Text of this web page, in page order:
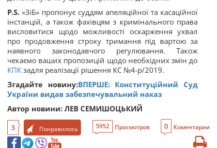
P.S. «ЗіБ» пропонує суддям апеляційної та касаційної
інстанцій, а також фахівцям з кримінального права
висловитися щодо можливості оскарження ухвал
про продовження строку тримання під вартою за
наявного законодавчого регулювання. Також
чекаємо ваших пропозицій щодо необхідних змін до
КПК задля реалізації рішення КС №4-р/2019.
Згадайте новину:ВПЕРШЕ: Конституційний Суд
України видав забезпечувальний наказ
Автор новини: ЛЕВ СЕМИШОЦЬКИЙ
3 Понравилось 5952 Просмотров 0 Коментарии